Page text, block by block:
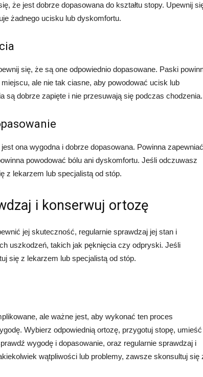
że jest dobrze dopasowana do kształtu stopy. Upewnij
żadnego ucisku lub dyskomfortu.
się, że są one odpowiednio dopasowane. Paski
ale nie tak ciasne, aby powodować ucisk lub
są dobrze zapięte i nie przesuwają się podczas chodzenia.
ona wygodna i dobrze dopasowana. Powinna zapewniać
powodować bólu ani dyskomfortu. Jeśli odczuwasz
z lekarzem lub specjalistą od stóp.
i konserwuj ortozę
jej skuteczność, regularnie sprawdzaj jej stan i
uszkodzeń, takich jak pęknięcia czy odpryski. Jeśli
się z lekarzem lub specjalistą od stóp.
ale ważne jest, aby wykonać ten proces
Wybierz odpowiednią ortozę, przygotuj stopę, umieść
wygodę i dopasowanie, oraz regularnie sprawdzaj i
wątpliwości lub problemy, zawsze skonsultuj się